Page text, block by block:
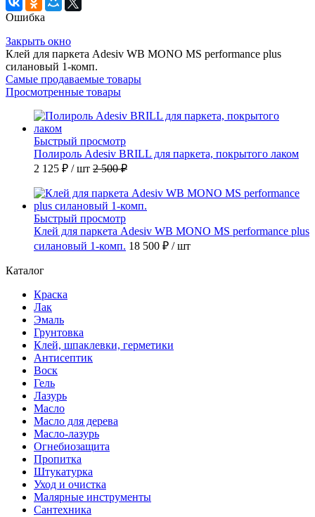
Ошибка
Закрыть окно
Клей для паркета Adesiv WB MONO MS performance plus
силановый 1-комп.
Самые продаваемые товары
Просмотренные товары
Быстрый просмотр
Полироль Adesiv BRILL для паркета, покрытого лаком
2 125 ₽ / шт 2 500 ₽
Быстрый просмотр
Клей для паркета Adesiv WB MONO MS performance plus
силановый 1-комп. 18 500 ₽ / шт
Каталог
Краска
Лак
Эмаль
Грунтовка
Клей, шпаклевки, герметики
Антисептик
Воск
Гель
Лазурь
Масло
Масло для дерева
Масло-лазурь
Огнебиозащита
Пропитка
Штукатурка
Уход и очистка
Малярные инструменты
Сантехника